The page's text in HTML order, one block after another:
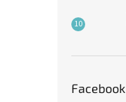
Facebook